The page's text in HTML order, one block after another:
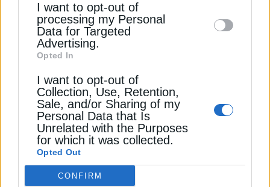
disclose it to other third parties.
I want to opt-out of
processing my Personal
Data for Targeted
Advertising.
Opted In
I want to opt-out of
Collection, Use, Retention,
Sale, and/or Sharing of my
Personal Data that Is
Unrelated with the Purposes
for which it was collected.
Opted Out
CONFIRM
ΑΠΟΒΛΗΤΑ ΚΩΝΣΤΑΝΤΙΝΟΣ ΑΡΑΒΩΣΗΣ
ΡΥΘΜΙΣΤΙΚΗ ΑΡΧΗ ΑΠΟΒΛΗΤΩΝ ΕΝΕΡΓΕΙΑΣ ΚΑΙ ΥΔΑΤΩΝ
ΔΕΊΤΕ ΕΠΊΣΗΣ